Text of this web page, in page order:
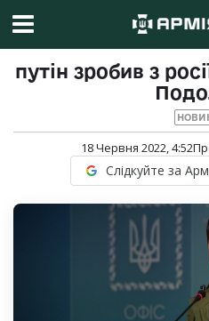
путін зробив з
18 Червня 2022, 4:52
Слідкуйте за